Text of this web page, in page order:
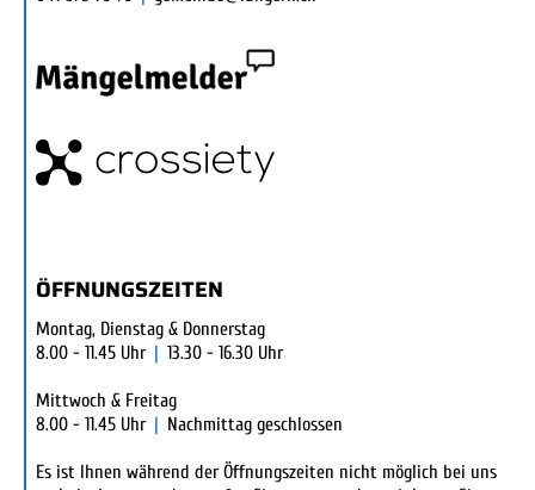
ÖFFNUNGSZEITEN
Montag, Dienstag & Donnerstag
8.00 - 11.45 Uhr
13.30 - 16.30 Uhr
Mittwoch & Freitag
8.00 - 11.45 Uhr
Nachmittag geschlossen
Es ist Ihnen während der Öffnungszeiten nicht möglich bei uns